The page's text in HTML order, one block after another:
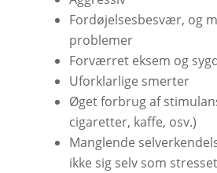
Fordøjelsesbesvær, og
problemer
Forværret eksem og
Uforklarlige smerter
Øget forbrug af
cigaretter, kaffe, osv.)
Manglende
ikke sig selv som